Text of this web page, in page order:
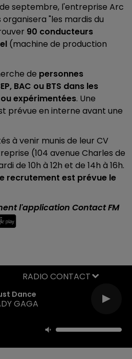
septembre, l'entreprise Arc
"les mardis du
90 conducteurs
(machine de production
de personnes
BAC ou BTS dans les
expérimentées. Une
prévue en interne avant une
à venir munis de leur CV
(104 avenue Charles de
de 10h à 12h et de 14h à 16h.
recrutement est prévue le
l'application Contact FM
Dance
GAGA
RADIO CONTACT